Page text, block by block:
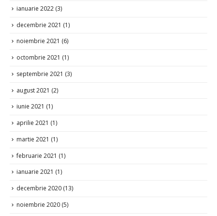
ianuarie 2022 (3)
decembrie 2021 (1)
noiembrie 2021 (6)
octombrie 2021 (1)
septembrie 2021 (3)
august 2021 (2)
iunie 2021 (1)
aprilie 2021 (1)
martie 2021 (1)
februarie 2021 (1)
ianuarie 2021 (1)
decembrie 2020 (13)
noiembrie 2020 (5)